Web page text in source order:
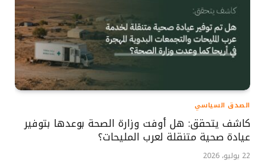
الصدق السياسي
كاشف يتحقق: هل أوفت وزارة الصحة بوعدها بتوفير
عيادة صحية متنقلة لعرب المليحات؟
22 يوليو، 2026